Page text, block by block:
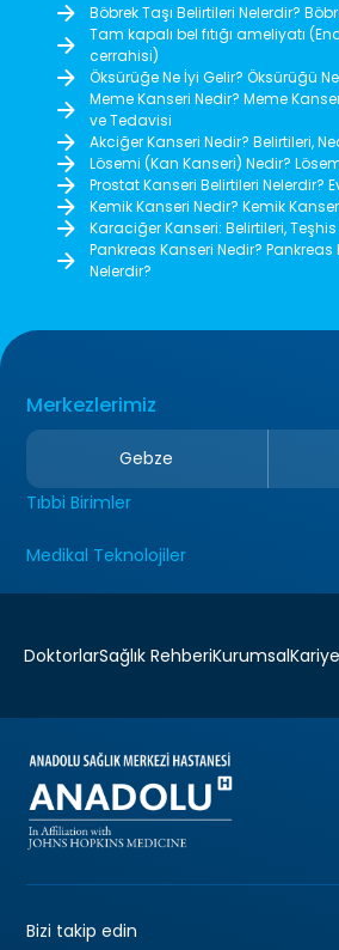
Böbrek Taşı Belirtileri Nelerdir?
Tam kapalı bel fıtığı ameliyatı
cerrahisi)
Öksürüğe Ne İyi Gelir? Öksürüğü
Meme Kanseri Nedir? Meme
ve Tedavisi
Akciğer Kanseri Nedir? Belirtileri,
Lösemi (Kan Kanseri) Nedir?
Prostat Kanseri Belirtileri Nelerdir?
Kemik Kanseri Nedir? Kemik
Karaciğer Kanseri: Belirtileri,
Pankreas Kanseri Nedir? Pankreas
Nelerdir?
Merkezlerimiz
Gebze
Tıbbi Birimler
Medikal Teknolojiler
DoktorlarSağlık RehberiKurumsal
Bizi takip edin